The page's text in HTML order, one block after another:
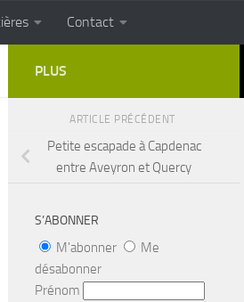
populaire des terroirs
Contact
PLUS
ARTICLE PRÉCÉDENT
Petite escapade à Capdenac
entre Aveyron et Quercy
S’ABONNER
M'abonner
Me
désabonner
Prénom